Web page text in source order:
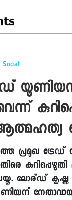
Social
പ്രമുഖ
ലോര്ഡ് കൃഷ്ണ